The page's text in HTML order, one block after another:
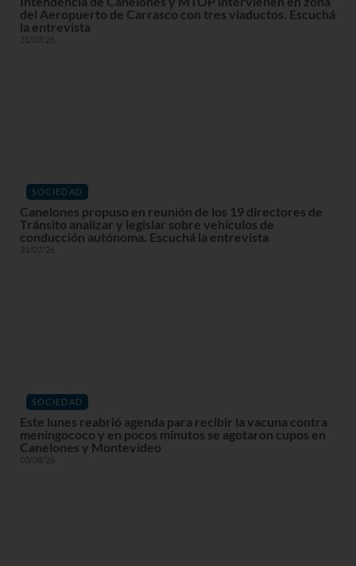
del Aeropuerto de Carrasco con tres viaductos. Escuchá
la entrevista
31/07/26
SOCIEDAD
Canelones propuso en reunión de los 19 directores de
Tránsito analizar y legislar sobre vehículos de
conducción autónoma. Escuchá la entrevista
31/07/26
SOCIEDAD
Este lunes reabrió agenda para recibir la vacuna contra
meningococo y en pocos minutos se agotaron cupos en
Canelones y Montevideo
03/08/26